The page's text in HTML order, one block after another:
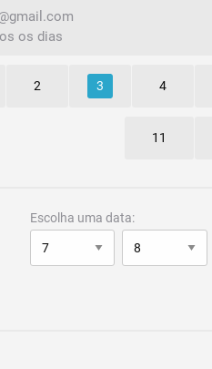
os dias
2 3 4
11
Escolha uma data: